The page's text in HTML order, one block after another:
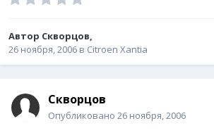
Автор Скворцов,
26 ноября, 2006 в Citroen Xantia
Скворцов
Опубликовано 26 ноября, 2006